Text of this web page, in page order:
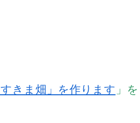
きま畑」を作ります 」を